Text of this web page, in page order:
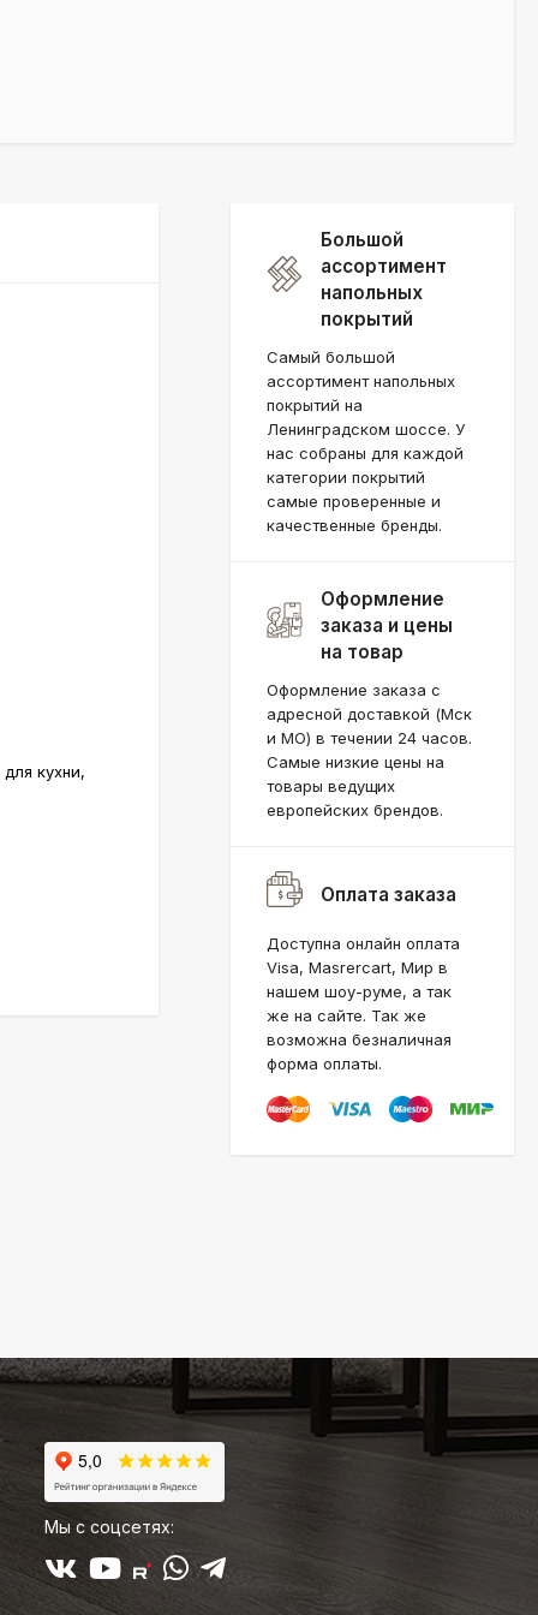
кухни,
Большой
ассортимент
напольных
покрытий
Самый большой
ассортимент напольных
покрытий на
Ленинградском шоссе. У
нас собраны для каждой
категории покрытий
самые проверенные и
качественные бренды.
Оформление
заказа и цены
на товар
Оформление заказа с
адресной доставкой (Мск
и МО) в течении 24 часов.
Самые низкие цены на
товары ведущих
европейских брендов.
Оплата заказа
Доступна онлайн оплата
Visa, Masrercart, Мир в
нашем шоу-руме, а так
же на сайте. Так же
возможна безналичная
форма оплаты.
Мы с соцсетях: